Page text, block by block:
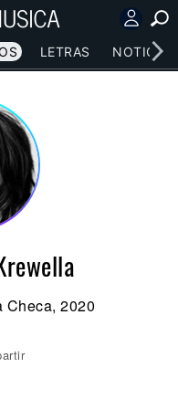
LETRAS NOTICIAS
Checa, 2020